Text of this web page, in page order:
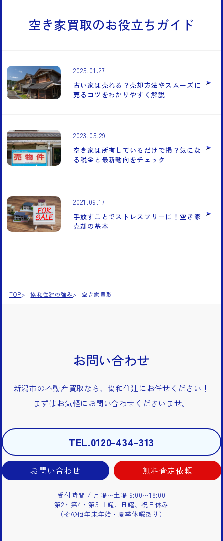
ご相談から約2〜3週間で現金化できます。
空き家買取のお役立ちガイド
2025.01.27
古い家は売れる？売却方法やスムーズに
売るコツをわかりやすく解説
2023.05.29
空き家は所有しているだけで損？気にな
る税金と最新動向をチェック
2021.09.17
手放すことでストレスフリーに！空き家
売却の基本
TOP 協和住建の強み 空き家買取
お問い合わせ
新潟市の不動産買取なら、協和住建にお任せください！
まずはお気軽にお問い合わせくださいませ。
受付時間 / 月曜〜土曜 9:00〜18:00
第2・第4・第5 土曜、日曜、祝日休み
（その他年末年始・夏季休暇あり）
TEL.0120-434-313
お問い合わせ 無料査定依頼